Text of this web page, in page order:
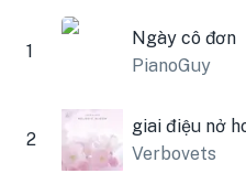
1
Ngày cô đơn
PianoGuy
2
giai điệu nở
Verbovets